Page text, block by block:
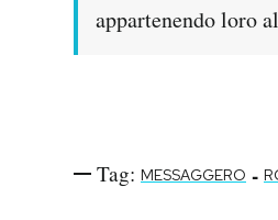
appartenendo loro
Tag: MESSAGGERO -